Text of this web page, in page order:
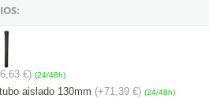
€) (24/48h)
aislado 130mm (+71,39 €) (24/48h)